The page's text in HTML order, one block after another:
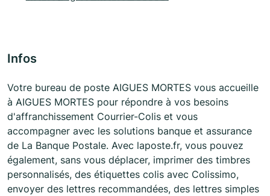
Infos
Votre bureau de poste AIGUES MORTES vous accueille
à AIGUES MORTES pour répondre à vos besoins
d'affranchissement Courrier-Colis et vous
accompagner avec les solutions banque et assurance
de La Banque Postale. Avec laposte.fr, vous pouvez
également, sans vous déplacer, imprimer des timbres
personnalisés, des étiquettes colis avec Colissimo,
envoyer des lettres recommandées, des lettres simples